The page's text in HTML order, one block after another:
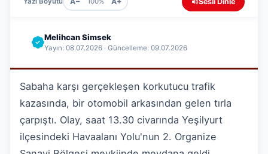
Melihcan Simsek
Yayın: 08.07.2026 · Güncelleme: 09.07.2026
Sabaha karşı gerçekleşen korkutucu trafik
kazasında, bir otomobil arkasından gelen tırla
çarpıştı. Olay, saat 13.30 civarında Yeşilyurt
ilçesindeki Havaalanı Yolu'nun 2. Organize